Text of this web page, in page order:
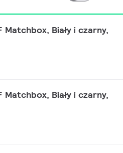
Matchbox, Biały i czarny,
Matchbox, Biały i czarny,